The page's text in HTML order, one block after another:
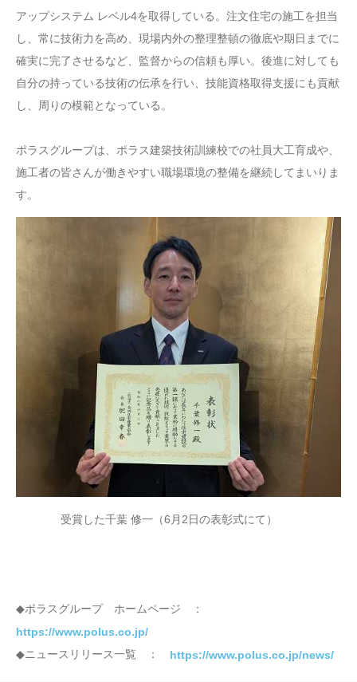
アップシステム レベル4を取得している。注文住宅の施工を担当
し、常に技術力を高め、現場内外の整理整頓の徹底や期日までに
確実に完了させるなど、監督からの信頼も厚い。後進に対しても
自分の持っている技術の伝承を行い、技能資格取得支援にも貢献
し、周りの模範となっている。
ポラスグループは、ポラス建築技術訓練校での社員大工育成や、
施工者の皆さんが働きやすい職場環境の整備を継続してまいりま
す。
受賞した千葉 修一（6月2日の表彰式にて）
◆ポラスグループ ホームページ ：
https://www.polus.co.jp/
◆ニュースリリース一覧 ： https://www.polus.co.jp/news/